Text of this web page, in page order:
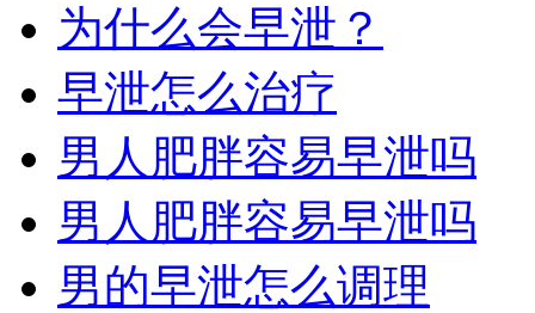
为什么会早泄？
早泄怎么治疗
男人肥胖容易早泄吗
男人肥胖容易早泄吗
男的早泄怎么调理